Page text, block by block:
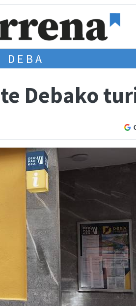
DEBA
Debako